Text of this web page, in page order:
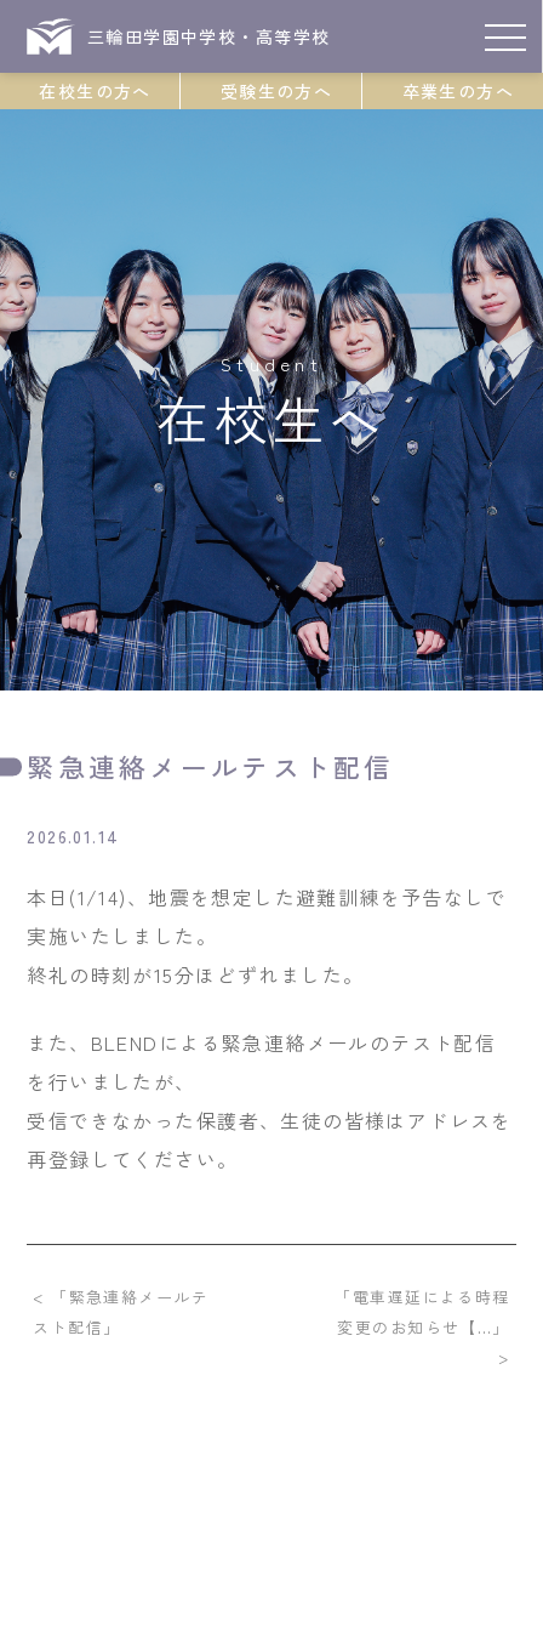
在校生の方へ 受験生の方へ 卒業生の方へ
三輪田学園中学校・高等学校
Student
在校生へ
緊急連絡メールテスト配信
2026.01.14
本日(1/14)、地震を想定した避難訓練を予告なしで
実施いたしました。
終礼の時刻が15分ほどずれました。
また、BLENDによる緊急連絡メールのテスト配信
を行いましたが、
受信できなかった保護者、生徒の皆様はアドレスを
再登録してください。
< 「緊急連絡メールテ
スト配信」
「電車遅延による時程
変更のお知らせ【…」
>